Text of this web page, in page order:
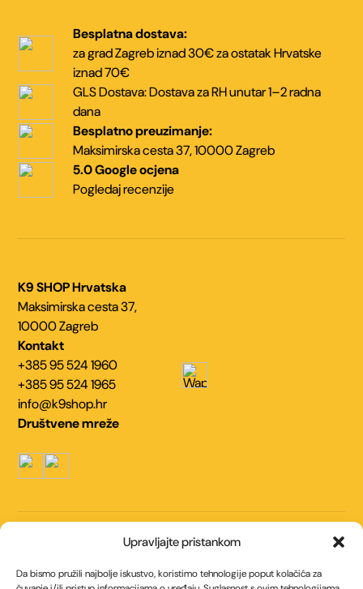
Upravljajte pristankom
Da bismo pružili najbolje iskustvo, koristimo tehnologije poput kolačića za
Besplatna dostava:
za grad Zagreb iznad 30€za ostatak Hrvatske
iznad 70€
GLS Dostava:Dostava za RH unutar1–2 radna
dana
Besplatno preuzimanje:
Maksimirska cesta 37,10000 Zagreb
5.0 Google ocjena
Pogledaj recenzije
K9 SHOP Hrvatska
Maksimirska cesta 37,
10000 Zagreb
Kontakt
+385 95 524 1960
+385 95 524 1965
info@k9shop.hr
Društvene mreže